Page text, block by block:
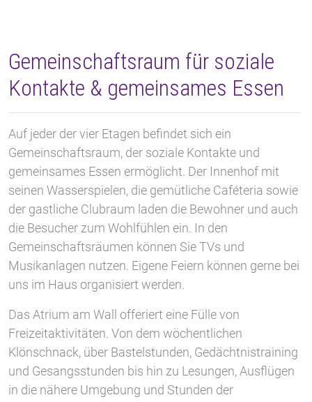
Gemeinschaftsraum für soziale
Kontakte & gemeinsames Essen
Auf jeder der vier Etagen befindet sich ein
Gemeinschaftsraum, der soziale Kontakte und
gemeinsames Essen ermöglicht. Der Innenhof mit
seinen Wasserspielen, die gemütliche Caféteria sowie
der gastliche Clubraum laden die Bewohner und auch
die Besucher zum Wohlfühlen ein. In den
Gemeinschaftsräumen können Sie TVs und
Musikanlagen nutzen. Eigene Feiern können gerne bei
uns im Haus organisiert werden.
Das Atrium am Wall offeriert eine Fülle von
Freizeitaktivitäten. Von dem wöchentlichen
Klönschnack, über Bastelstunden, Gedächtnistraining
und Gesangsstunden bis hin zu Lesungen, Ausflügen
in die nähere Umgebung und Stunden der